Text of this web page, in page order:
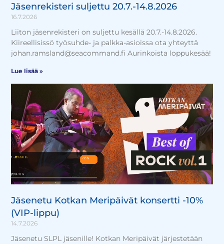
Jäsenrekisteri suljettu 20.7.-14.8.2026
16.7.2026
Liiton jäsenrekisteri on suljettu kesällä 20.7.-14.8.2026.
Kiireellisissö työsuhde- ja palkka-asioissa ota yhteyttä
johan.ramsland@seacommand.fi Aurinkoista loppukesää!
Lue lisää »
Jäsenetu Kotkan Meripäivät konsertti -10%
(VIP-lippu)
14.7.2026
Jäsenetu SLPL jäsenille! Kotkan Meripäivät järjestetään